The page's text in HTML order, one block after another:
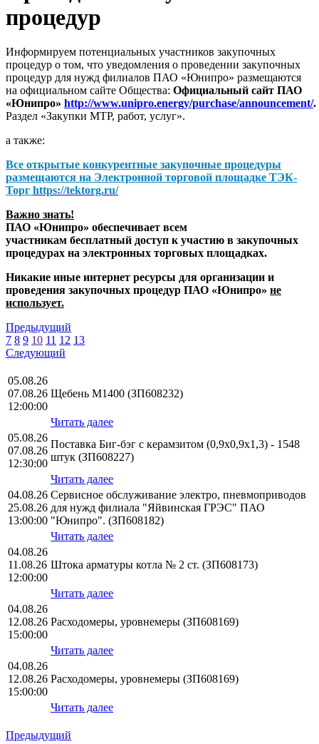
процедур
Информируем потенциальных участников закупочных
процедур о том, что уведомления о проведении закупочных
процедур для нужд филиалов ПАО «Юнипро» размещаются
на официальном сайте Общества: Официальный сайт ПАО
«Юнипро» http://www.unipro.energy/purchase/announcement/.
Раздел «Закупки МТР, работ, услуг».
а также:
Все открытые конкурентные закупочные процедуры
размещаются на Электронной торговой площадке ТЭК-
Торг https://tektorg.ru/
Важно знать!
ПАО «Юнипро» обеспечивает всем
участникам бесплатный доступ к участию в закупочных
процедурах на электронных торговых площадках.
Никакие иные интернет ресурсы для организации и
проведения закупочных процедур ПАО «Юнипро» не
использует.
Предыдущий
7 8 9 10 11 12 13
Следующий
05.08.26
07.08.26
12:00:00
Щебень М1400 (ЗП608232)
Читать далее
05.08.26
07.08.26
12:30:00
Поставка Биг-бэг с керамзитом (0,9х0,9х1,3) - 1548
штук (ЗП608227)
Читать далее
04.08.26
25.08.26
13:00:00
Сервисное обслуживание электро, пневмоприводов
для нужд филиала "Яйвинская ГРЭС" ПАО
"Юнипро". (ЗП608182)
Читать далее
04.08.26
11.08.26
12:00:00
Штока арматуры котла № 2 ст. (ЗП608173)
Читать далее
04.08.26
12.08.26
15:00:00
Расходомеры, уровнемеры (ЗП608169)
Читать далее
04.08.26
12.08.26
15:00:00
Расходомеры, уровнемеры (ЗП608169)
Читать далее
Предыдущий